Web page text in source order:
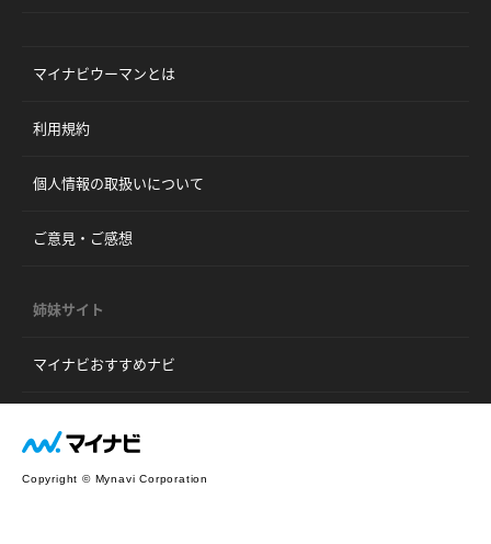
マイナビウーマンとは
利用規約
個人情報の取扱いについて
ご意見・ご感想
姉妹サイト
マイナビおすすめナビ
Copyright © Mynavi Corporation